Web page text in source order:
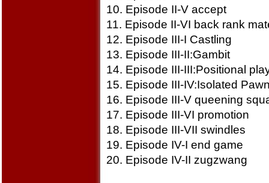
10. Episode II-V accept
11. Episode II-VI back rank
12. Episode III-I Castling
13. Episode III-II:Gambit
14. Episode III-III:Positional
15. Episode III-IV:Isolated
16. Episode III-V queening
17. Episode III-VI promotion
18. Episode III-VII swindles
19. Episode IV-I end game
20. Episode IV-II zugzwang